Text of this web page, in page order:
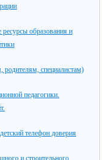
образования и
родителям, специалистам)
педагогики.
телефон доверия
и строительного